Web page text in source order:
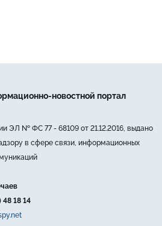
новостной портал
ЭЛ № ФС 77 - 68109 от 21.12.2016, выдано
в сфере связи, информационных
48 18 14